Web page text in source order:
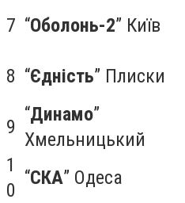
7 “Оболонь-2” Київ
8 “Єдність” Плиски
9
“Динамо”
Хмельницький
1
0
“СКА” Одеса